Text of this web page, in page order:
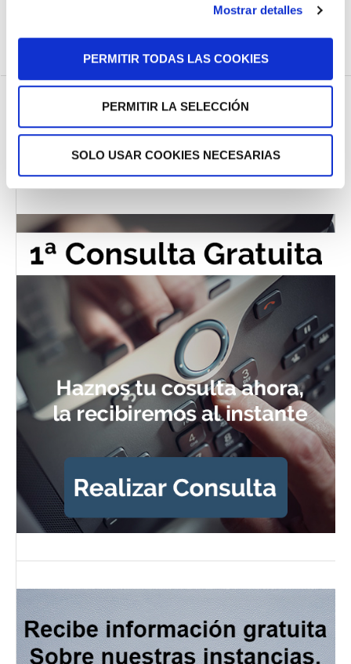
Mostrar detalles
PERMITIR TODAS LAS COOKIES
PERMITIR LA SELECCIÓN
SOLO USAR COOKIES NECESARIAS
por acoso sexual y abuso de autoridad